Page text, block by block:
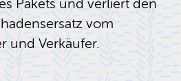
Pakets und verliert den
vom
und Verkäufer.